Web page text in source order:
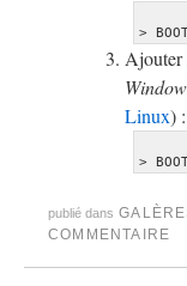
>
Ajouter
Linux) :
>
publié dans
COMMENTAIRE